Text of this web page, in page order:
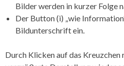
Bilder werden in kurzer Folge
Der Button (i) „wie
Bildunterschrift ein.
Durch Klicken auf das Kreuzchen